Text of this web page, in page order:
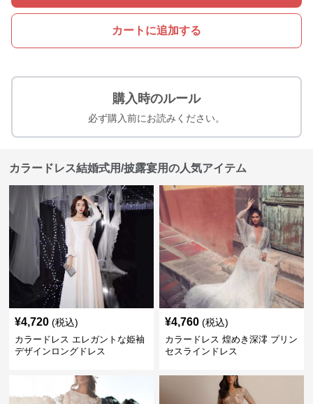
カートに追加する
購入時のルール
必ず購入前にお読みください。
カラードレス結婚式用/披露宴用の人気アイテム
¥4,720 (税込)
カラードレス エレガントな姫袖
デザインロングドレス
¥4,760 (税込)
カラードレス 煌めき深澪 プリン
セスラインドレス